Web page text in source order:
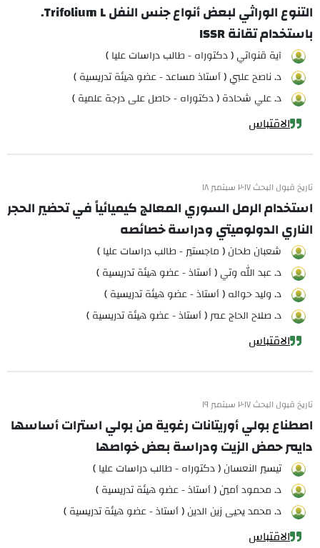
التنوع الوراثي لبعض أنواع جنس النفل Trifolium L.
باستخدام تقانة ISSR
آية قنواتي ( دكتوراه - طالب دراسات عليا )
د. ناصح علبي ( أستاذ مساعد - عضو هيئة تدريسية )
د. علي شحادة ( دكتوراه - حاصل على درجة علمية )
الاقتباس
تاريخ قبول البحث ٢٠١٧ سبتمبر ١٨
استخدام الرمل السوري المعالج كيميائياً في تحضير الحجر
الناري الدولوميتي ودراسة خصائصه
شعبان طحان ( ماجستير - طالب دراسات عليا )
د. عبد الله وتي ( أستاذ - عضو هيئة تدريسية )
د. وليد حواله ( أستاذ - عضو هيئة تدريسية )
د. صلاح الحاج عمر ( أستاذ - عضو هيئة تدريسية )
الاقتباس
تاريخ قبول البحث ٢٠١٧ سبتمبر ١٩
اصطناع بولي أوريتانات رغوية من بولي استرات أساسها
دايمر حمض الزيت ودراسة بعض خواصها
تيسير النعسان ( دكتوراه - طالب دراسات عليا )
د. محمود أمين ( أستاذ - عضو هيئة تدريسية )
د. محمد يحيى زين الدين ( أستاذ - عضو هيئة تدريسية )
الاقتباس